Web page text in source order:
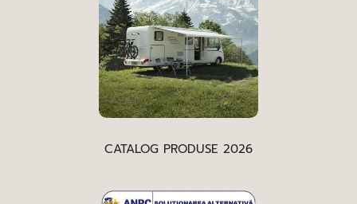
CATALOG PRODUSE 2026